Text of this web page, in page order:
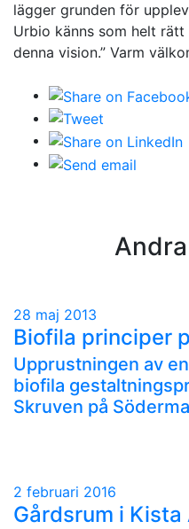
lägger grunden för
Urbio känns som helt
denna vision.” Varm
28 maj 2013
Biofila principer
Upprustningen av
biofila
Skruven på
2 februari 2016
Gårdsrum i Kista